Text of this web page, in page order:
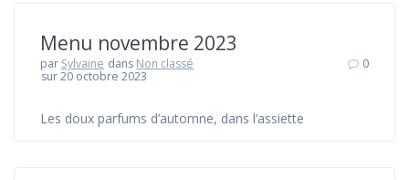
Menu novembre 2023
par Sylvaine dans Non classé
sur 20 octobre 2023
0
Les doux parfums d’automne, dans l’assiette